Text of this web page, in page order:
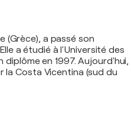
(Grèce), a passé son
a étudié à l'Université des
en 1997. Aujourd'hui,
la Costa Vicentina (sud du